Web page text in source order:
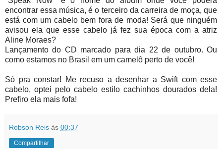
encontrar essa música, é o terceiro da carreira de moça, que
está com um cabelo bem fora de moda! Será que ninguém
avisou ela que esse cabelo já fez sua época com a atriz
Aline Moraes?
Lançamento do CD marcado para dia 22 de outubro. Ou
como estamos no Brasil em um camelô perto de você!
Só pra constar! Me recuso a desenhar a Swift com esse
cabelo, optei pelo cabelo estilo cachinhos dourados dela!
Prefiro ela mais fofa!
Robson Reis às 00:37
Compartilhar